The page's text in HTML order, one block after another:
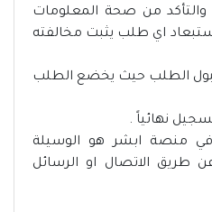
والتأكد من صحة المعلومات
اي طلب يثبت مخالفته
الطلب حيث يخضع الطلب
نهائياً .
في منصة ابشر هو الوسيلة
طريق الاتصال او الرسائل